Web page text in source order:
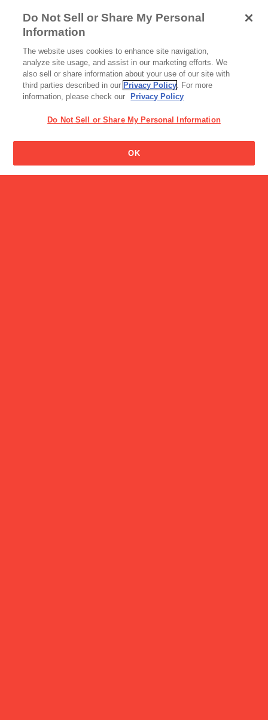
覚えていますか？あの頃の
グリコサイン
パピコの名前の由来はなん
チャネル限定商品
Do Not Sell or Share My Personal
Information
The website uses cookies to enhance site navigation,
analyze site usage, and assist in our marketing efforts. We
also sell or share information about your use of our site with
third parties described in our Privacy Policy. For more
information, please check our
Privacy Policy
Do Not Sell or Share My Personal Information
OK